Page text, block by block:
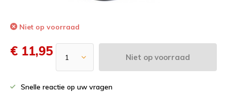
Niet op voorraad
€ 11,95 Niet op voorraad
Snelle reactie op uw vragen